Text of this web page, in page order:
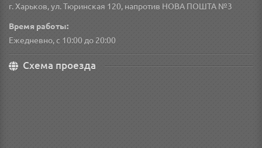
г. Харьков, ул. Тюринская 120, напротив НОВА ПОШТА №3
Время работы:
Ежедневно, с 10:00 до 20:00
Схема проезда